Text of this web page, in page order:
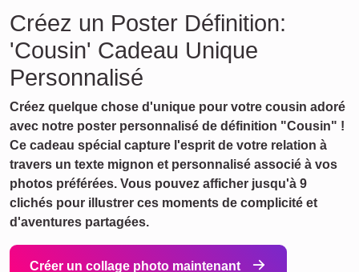
Créez un Poster Définition:
'Cousin' Cadeau Unique
Personnalisé
Créez quelque chose d'unique pour votre cousin adoré
avec notre poster personnalisé de définition "Cousin" !
Ce cadeau spécial capture l'esprit de votre relation à
travers un texte mignon et personnalisé associé à vos
photos préférées. Vous pouvez afficher jusqu'à 9
clichés pour illustrer ces moments de complicité et
d'aventures partagées.
Créer un collage photo maintenant